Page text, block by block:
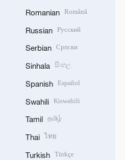
Romanian Română
Russian Русский
Serbian Српски
Sinhala සිංහල
Spanish Español
Swahili Kiswahili
Tamil தமிழ்
Thai ไทย
Turkish Türkçe